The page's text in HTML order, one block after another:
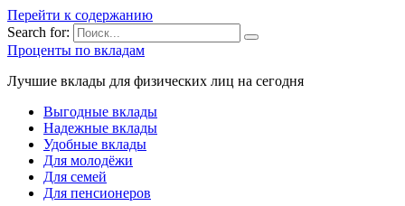
Перейти к содержанию
Search for:
Проценты по вкладам
Лучшие вклады для физических лиц на сегодня
Выгодные вклады
Надежные вклады
Удобные вклады
Для молодёжи
Для семей
Для пенсионеров